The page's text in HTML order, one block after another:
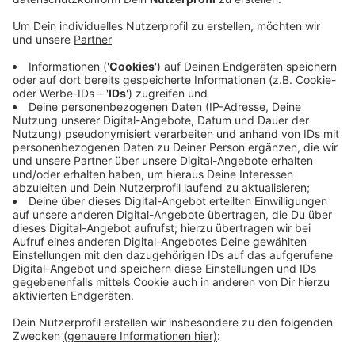
dabei in einen weiteren LKW gerast, der wiederum auf
ein LKW-Gespann geschoben wurden. Ein vierter LKW
wurde von umherfliegenden Trümmerteilen getroffen.
Bei dem Unfall wurden zwei LKW-Fahrer leicht
verletzt. Allerdings trat Gefahrgut aus, das zunächst
durch ein Spezialunternehmen geborgen werden
mußte. Die umfangreichen Bergungs- und
Reinigungsarbeiten waren erst gegen 14 Uhr
abgeschlossen. Der Verkehr staute sich
zwischenzeitlich auf einer Länge von bis zu 5
Kilometern.
Anzeige